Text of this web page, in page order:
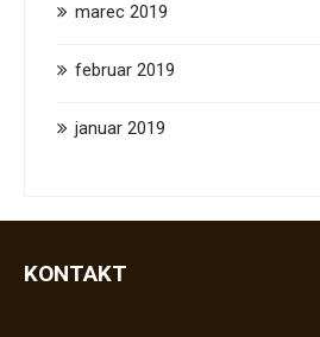
marec 2019
februar 2019
januar 2019
KONTAKT